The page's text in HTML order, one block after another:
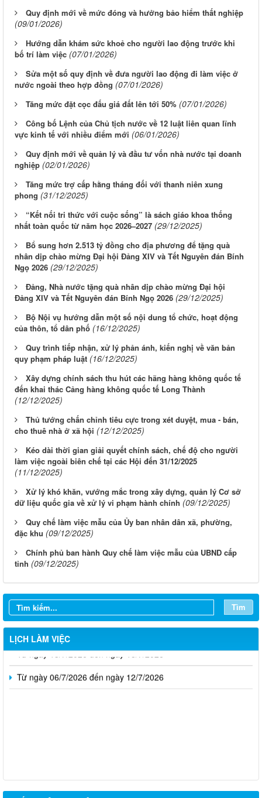
Quy định mới về mức đóng và hưởng bảo hiểm thất nghiệp
(09/01/2026)
Hướng dẫn khám sức khoẻ cho người lao động trước khi
bố trí làm việc (07/01/2026)
Sửa một số quy định về đưa người lao động đi làm việc ở
nước ngoài theo hợp đồng (07/01/2026)
Tăng mức đặt cọc đấu giá đất lên tới 50% (07/01/2026)
Công bố Lệnh của Chủ tịch nước về 12 luật liên quan lĩnh
vực kinh tế với nhiều điểm mới (06/01/2026)
Quy định mới về quản lý và đầu tư vốn nhà nước tại doanh
nghiệp (02/01/2026)
Tăng mức trợ cấp hằng tháng đối với thanh niên xung
phong (31/12/2025)
“Kết nối tri thức với cuộc sống” là sách giáo khoa thống
nhất toàn quốc từ năm học 2026–2027 (29/12/2025)
Bổ sung hơn 2.513 tỷ đồng cho địa phương để tặng quà
nhân dịp chào mừng Đại hội Đảng XIV và Tết Nguyên đán Bính
Ngọ 2026 (29/12/2025)
Đảng, Nhà nước tặng quà nhân dịp chào mừng Đại hội
Đảng XIV và Tết Nguyên đán Bính Ngọ 2026 (29/12/2025)
Bộ Nội vụ hướng dẫn một số nội dung tổ chức, hoạt động
của thôn, tổ dân phố (16/12/2025)
Quy trình tiếp nhận, xử lý phản ánh, kiến nghị về văn bản
quy phạm pháp luật (16/12/2025)
Xây dựng chính sách thu hút các hãng hàng không quốc tế
đến khai thác Cảng hàng không quốc tế Long Thành
(12/12/2025)
Thủ tướng chấn chỉnh tiêu cực trong xét duyệt, mua - bán,
cho thuê nhà ở xã hội (12/12/2025)
Kéo dài thời gian giải quyết chính sách, chế độ cho người
làm việc ngoài biên chế tại các Hội đến 31/12/2025
(11/12/2025)
Xử lý khó khăn, vướng mắc trong xây dựng, quản lý Cơ sở
dữ liệu quốc gia về xử lý vi phạm hành chính (09/12/2025)
Quy chế làm việc mẫu của Ủy ban nhân dân xã, phường,
đặc khu (09/12/2025)
Chính phủ ban hành Quy chế làm việc mẫu của UBND cấp
tỉnh (09/12/2025)
Tìm
LỊCH LÀM VIỆC
Từ ngày 27/7/2026 đến ngày 02/8/2026
Từ ngày 20/7/2026 đến ngày 26/7/2026
Từ ngày 13/7/2026 đến ngày 18/7/2026
Từ ngày 06/7/2026 đến ngày 12/7/2026